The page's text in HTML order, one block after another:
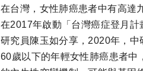
在台灣，女性肺癌患者中有高達
在2017年啟動「台灣癌症登月
研究員陳玉如分享，2020年，
60歲以下的年輕女性肺癌患者中